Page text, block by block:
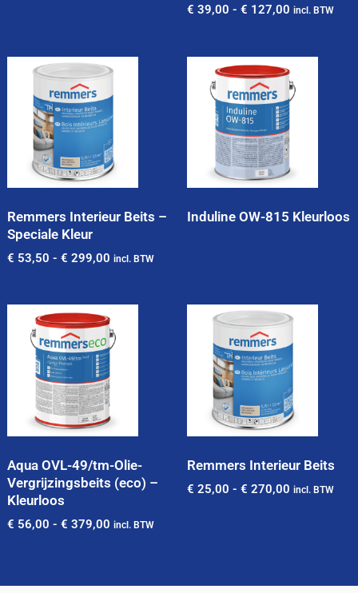
€ 39,00 - € 127,00 incl. BTW
Remmers Interieur Beits –
Speciale Kleur
€ 53,50 - € 299,00 incl. BTW
Induline OW-815 Kleurloos
Aqua OVL-49/tm-Olie-
Vergrijzingsbeits (eco) –
Kleurloos
€ 56,00 - € 379,00 incl. BTW
Remmers Interieur Beits
€ 25,00 - € 270,00 incl. BTW